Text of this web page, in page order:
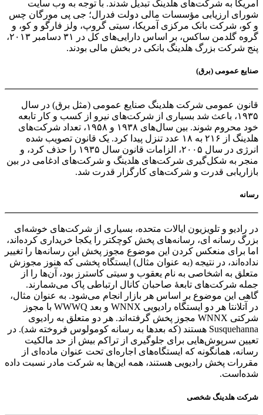
آمریکا به شرکت‌های هلدینگ تبدیل شدند. با توجه به وب سایت
شورای ارزیابی مؤسسات مالی دولت فدرال؛ جی پی مورگان چس
و کو، شرکت بانک مرکزی آمریکا، سیتی گروپ، ولز فارگو و کو، و
گروه گلدمن ساکس، بر اساس دارایی‌های کل در ۳۱ دسامبر ۲۰۱۳،
پنج شرکت بزرگ هلدینگ بانکی در بخش مالی بودند.
صنایع عمومی (برق)
قانون عمومی شرکت هلدینگ صنایع عمومی (مثل برق) در سال
۱۹۳۵، باعث شد بسیاری از شرکت‌های نیرو از کسب و کار تابعه
خود محروم شوند. بین سال‌های ۱۹۳۸ و ۱۹۵۸، تعداد شرکت‌های
هلدینگ از ۲۱۶ به ۱۸ عدد تنزل پیدا کرد. یک قانون تصویب شده
انرژی در سال ۲۰۰۵، الزامات قانون سال ۱۹۳۵ را حذف کرد، و
منجر به شکل‌گیری شرکت‌های هلدینگ و شرکت‌های ادغامی در بین
بازاریابی قدرت و شرکت‌های کارگزار قدرت شد.
رسانه
در رادیو و تلویزیون ایالات متحده، بسیاری از شرکت‌های خوشه‌ای
بزرگ رسانه ای، رسانه‌های پخش کوچکتر را یکجا خریداری کرده‌اند،
اما برای منعکس کردن این موضوع مجوز پخش این رسانه‌ها را تغییر
نداده‌اند، در نتیجه (به عنوان مثال) ایستگاه پخشی که هنوز مجوزش
متعلق به اشخاصی به نام یعقوب و سیتی کاسترز بود، آن‌ها را از
جمله شرکت‌های تابعهٔ صاحبان کانال ارتباطی پاک می‌شمارند.
گاهی این موضوع بر اساس هر بازار انجام می‌شود. به عنوان مثال،
در آتلانتا هر دو ایستگاه رادیویی WNNX و بعد WWWQ با مجوز
شرکتی WNNX مجوز پخش گرفته‌اند. هر دو متعلق به رادیوی
Susquehanna هستند (که بعدها به رسانه کومولوس فروخته شد). در
تعیین سرپوش‌هایی برای جلوگیری از تراکم بیش از حد مالکیت
رسانه، همانگونه که ایستگاه‌های اجاره‌ای تحت عنوان ماده‌ای از
مقررات پخش رادیویی هستند، همه این‌ها به شرکت مادر نسبت داده
شده‌است.
شرکت هلدینگ شخصی